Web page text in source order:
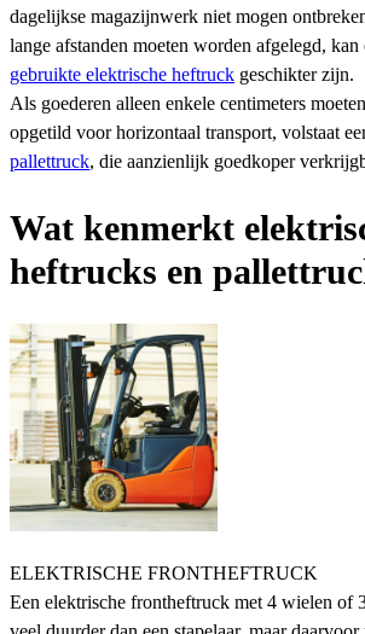
dagelijkse magazijnwerk niet mogen
lange afstanden moeten worden afgelegd, kan
gebruikte elektrische heftruck geschikter zijn.
Als goederen alleen enkele centimeters
opgetild voor horizontaal transport, volstaat
pallettruck, die aanzienlijk goedkoper
Wat kenmerkt
heftrucks en
ELEKTRISCHE FRONTHEFTRUCK
Een elektrische frontheftruck met 4 wielen of